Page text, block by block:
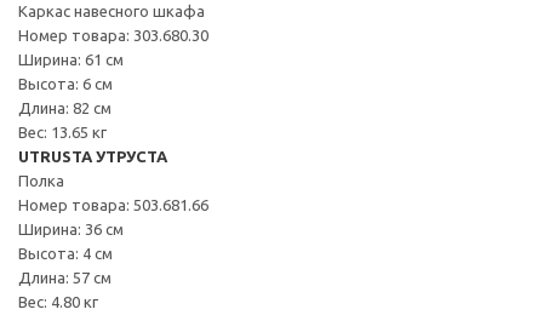
Каркас навесного шкафа
Номер товара: 303.680.30
Ширина: 61 см
Высота: 6 см
Длина: 82 см
Вес: 13.65 кг
UTRUSTA УТРУСТА
Полка
Номер товара: 503.681.66
Ширина: 36 см
Высота: 4 см
Длина: 57 см
Вес: 4.80 кг